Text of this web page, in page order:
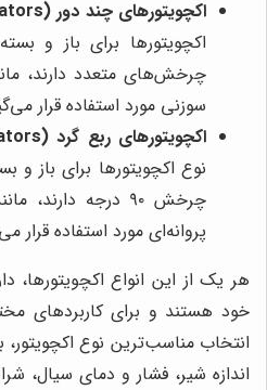
اکچویتورهای چند دور (Multi-turn Actuators):
اکچویتورها برای باز و
چرخش‌های متعدد دارند،
سوزنی مورد استفاده قرار
اکچویتورهای ربع گرد (Quarter-turn Actuators):
نوع اکچویتورها برای باز و
چرخش ۹۰ درجه
پروانه‌ای مورد استفاده قرار
هر یک از این انواع اکچویتورها،
خود هستند و برای کاربردهای
انتخاب مناسب‌ترین نوع اکچویتور،
اندازه شیر، فشار و دمای سیال،